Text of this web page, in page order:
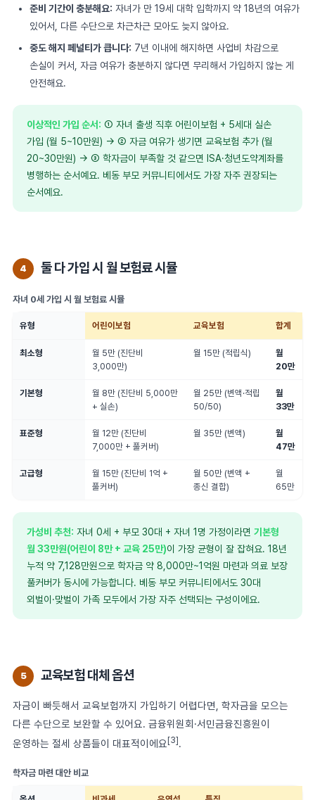
준비 기간이 충분해요: 자녀가 만 19세 대학 입학까지 약 18년의 여유가
있어서, 다른 수단으로 차근차근 모아도 늦지 않아요.
중도 해지 페널티가 큽니다: 7년 이내에 해지하면 사업비 차감으로
손실이 커서, 자금 여유가 충분하지 않다면 무리해서 가입하지 않는 게
안전해요.
이상적인 가입 순서: ① 자녀 출생 직후 어린이보험 + 5세대 실손
가입 (월 5~10만원) → ② 자금 여유가 생기면 교육보험 추가 (월
20~30만원) → ③ 학자금이 부족할 것 같으면 ISA·청년도약계좌를
병행하는 순서예요. 베동 부모 커뮤니티에서도 가장 자주 권장되는
순서예요.
4 둘 다 가입 시 월 보험료 시뮬
자녀 0세 가입 시 월 보험료 시뮬
유형 어린이보험 교육보험 합계
최소형
월 5만 (진단비
3,000만)
월 15만 (적립식)
월
20만
기본형
월 8만 (진단비 5,000만
+ 실손)
월 25만 (변액·적립
50/50)
월
33만
표준형
월 12만 (진단비
7,000만 + 풀커버)
월 35만 (변액)
월
47만
고급형
월 15만 (진단비 1억 +
풀커버)
월 50만 (변액 +
종신 결합)
월
65만
가성비 추천: 자녀 0세 + 부모 30대 + 자녀 1명 가정이라면 기본형
월 33만원(어린이 8만 + 교육 25만)이 가장 균형이 잘 잡혀요. 18년
누적 약 7,128만원으로 학자금 약 8,000만~1억원 마련과 의료 보장
풀커버가 동시에 가능합니다. 베동 부모 커뮤니티에서도 30대
외벌이·맞벌이 가족 모두에서 가장 자주 선택되는 구성이에요.
5 교육보험 대체 옵션
자금이 빠듯해서 교육보험까지 가입하기 어렵다면, 학자금을 모으는
다른 수단으로 보완할 수 있어요. 금융위원회·서민금융진흥원이
운영하는 절세 상품들이 대표적이에요 [3] .
학자금 마련 대안 비교